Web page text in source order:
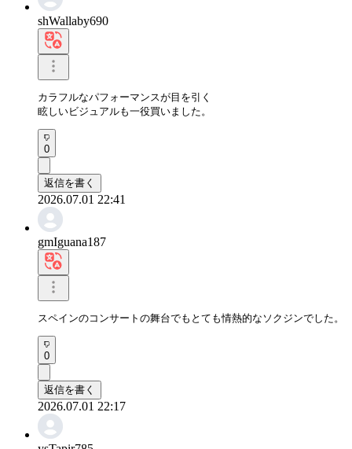
shWallaby690
カラフルなパフォーマンスが目を引く
眩しいビジュアルも一役買いました。
0
返信を書く
2026.07.01 22:41
gmIguana187
スペインのコンサートの舞台でもとても情熱的なソクジンでした。
0
返信を書く
2026.07.01 22:17